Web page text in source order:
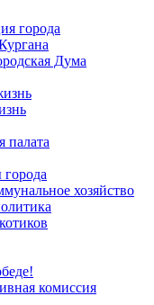
города
Дума
палата
хозяйство
комиссия